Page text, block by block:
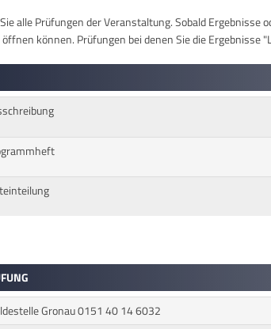
alle Prüfungen der Veranstaltung. Sobald
können. Prüfungen bei denen Sie die
Gronau 0151 40 14 6032